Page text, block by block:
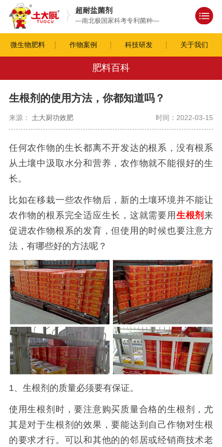
超耐盐菌剂
—南北极国家科考专利菌种—
微生物肥料 作物案例 科技研发 关于我们
肥料百科
生根剂的使用方法，你都知道吗？
来源： 土大厨功效肥 时间：2022-03-15
任何农作物的生长都离不开发达的根系，没有根系
从土壤中汲取水分和营养，农作物就不能很好的生
长。
比如在移栽一些农作物后，新的土壤环境并不能让
农作物的根系完全适应生长，这就需要用 生根剂来
促进农作物根系的发育，但使用的时候也要注意方
法，有哪些好的方法呢？
1、生根剂的质量必须要有保证。
使用生根剂时，要注意购买质量合格的生根剂，尤
其是对于生根剂的效果，要能达到自己作物对生根
的要求才行。可以和其他的的邻居或经销商技术老